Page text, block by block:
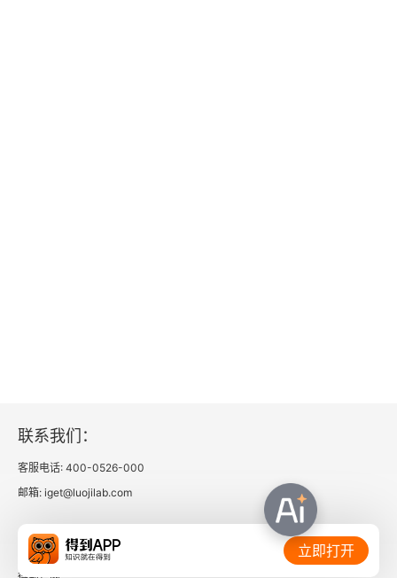
联系我们：
客服电话: 400-0526-000
邮箱: iget@luojilab.com
相关链接： 立即打开